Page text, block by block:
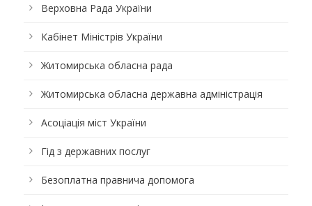
Верховна Рада України
Кабінет Міністрів України
Житомирська обласна рада
Житомирська обласна державна адміністрація
Асоціація міст України
Гід з державних послуг
Безоплатна правнича допомога